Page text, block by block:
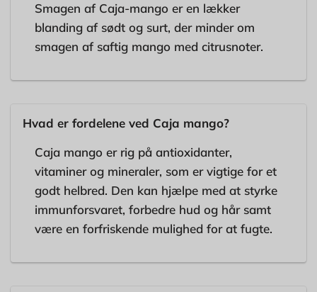
Smagen af Caja-mango er en lækker
blanding af sødt og surt, der minder om
smagen af saftig mango med citrusnoter.
Hvad er fordelene ved Caja mango?
Caja mango er rig på antioxidanter,
vitaminer og mineraler, som er vigtige for et
godt helbred. Den kan hjælpe med at styrke
immunforsvaret, forbedre hud og hår samt
være en forfriskende mulighed for at fugte.